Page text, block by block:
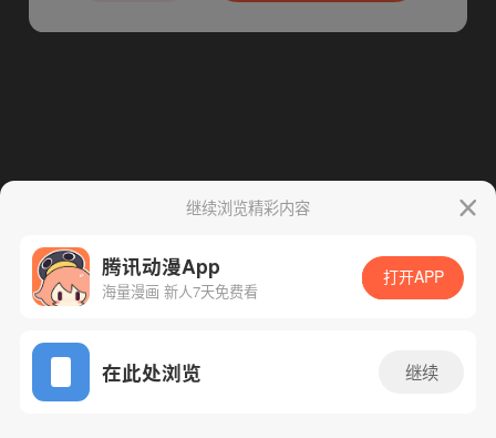
App免费看
继续浏览精彩内容
腾讯动漫App
海量漫画 新人7天免费看
打开APP
在此处浏览 继续